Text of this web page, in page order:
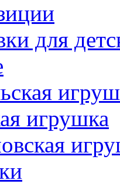
для
игрушка